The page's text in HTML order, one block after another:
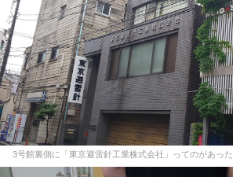
3号館裏側に「東京避雷針工業株式会社」ってのがあった